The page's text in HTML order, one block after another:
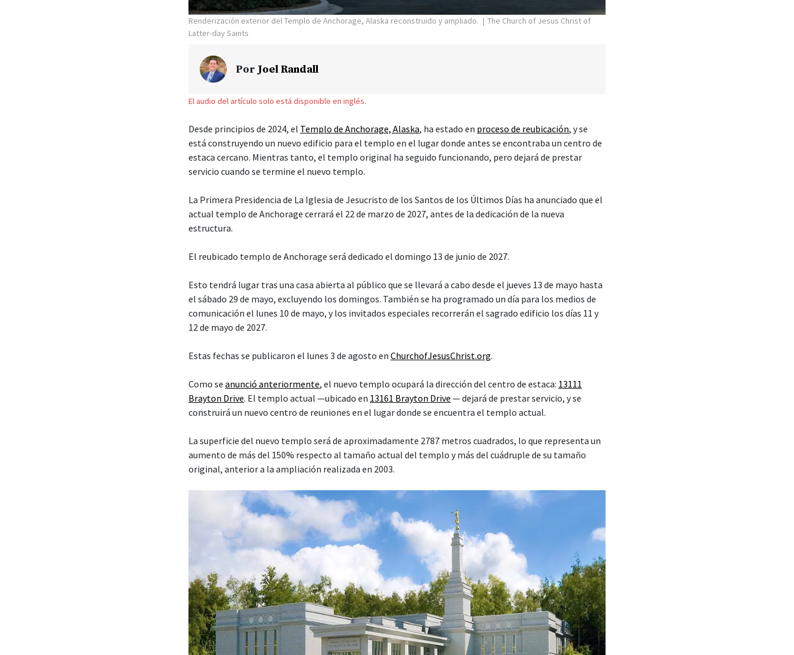
Renderización exterior del Templo de Anchorage, Alaska reconstruido y ampliado.
The Church of Jesus Christ of
Latter-day Saints
Por Joel Randall
El audio del artículo solo está disponible en inglés.
Desde principios de 2024, el Templo de Anchorage, Alaska, ha estado en proceso de reubicación, y se
está construyendo un nuevo edificio para el templo en el lugar donde antes se encontraba un centro de
estaca cercano. Mientras tanto, el templo original ha seguido funcionando, pero dejará de prestar
servicio cuando se termine el nuevo templo.
La Primera Presidencia de La Iglesia de Jesucristo de los Santos de los Últimos Días ha anunciado que el
actual templo de Anchorage cerrará el 22 de marzo de 2027, antes de la dedicación de la nueva
estructura.
El reubicado templo de Anchorage será dedicado el domingo 13 de junio de 2027.
Esto tendrá lugar tras una casa abierta al público que se llevará a cabo desde el jueves 13 de mayo hasta
el sábado 29 de mayo, excluyendo los domingos. También se ha programado un día para los medios de
comunicación el lunes 10 de mayo, y los invitados especiales recorrerán el sagrado edificio los días 11 y
12 de mayo de 2027.
Estas fechas se publicaron el lunes 3 de agosto en ChurchofJesusChrist.org.
Como se anunció anteriormente, el nuevo templo ocupará la dirección del centro de estaca: 13111
Brayton Drive. El templo actual —ubicado en 13161 Brayton Drive — dejará de prestar servicio, y se
construirá un nuevo centro de reuniones en el lugar donde se encuentra el templo actual.
La superficie del nuevo templo será de aproximadamente 2787 metros cuadrados, lo que representa un
aumento de más del 150% respecto al tamaño actual del templo y más del cuádruple de su tamaño
original, anterior a la ampliación realizada en 2003.